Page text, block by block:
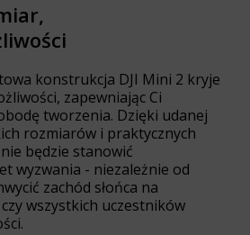
konstrukcja DJI Mini 2 kryje
zapewniając Ci
tworzenia. Dzięki udanej
rozmiarów i praktycznych
będzie stanowić
wyzwania - niezależnie od
zachód słońca na
wszystkich uczestników